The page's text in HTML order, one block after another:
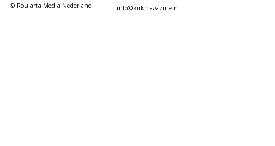
© Roularta Media Nederland
info@kijkmagazine.nl